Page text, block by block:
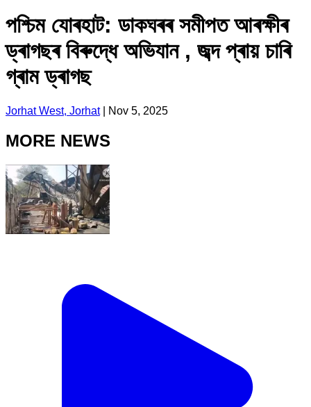
পশ্চিম যোৰহাট: ডাকঘৰৰ সমীপত আৰক্ষীৰ
ড্ৰাগছৰ বিৰুদ্ধে অভিযান , জব্দ প্ৰায় চাৰি
গ্ৰাম ড্ৰাগছ
Jorhat West, Jorhat| Nov 5, 2025
MORE NEWS